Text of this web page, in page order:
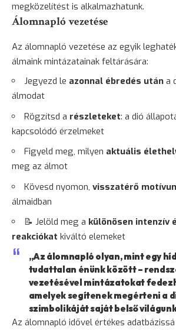
megközelítést is alkalmazhatunk.
Álomnapló vezetése
Az álomnapló vezetése az egyik
álmaink mintázatainak feltárására:
Jegyezd le azonnal ébredés után a
álmodat
Rögzítsd a részleteket: a dió
kapcsolódó érzelmeket
Figyeld meg, milyen aktuális
meg az álmot
Kövesd nyomon, visszatérő
álmaidban
📝 Jelöld meg a különösen intenzív
reakciókat kiváltó elemeket
„Az álomnapló olyan, mint egy
tudattalan énünk között –
vezetésével mintázatokat
amelyek segítenek megérteni a
szimbolikáját saját belső
Az álomnapló idővel értékes